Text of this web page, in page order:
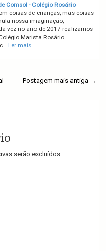
Comsol - Colégio Rosário
coisas de crianças, mas coisas
nossa imaginação,
vez no ano de 2017 realizamos
Marista Rosário.
Ler mais
Postagem mais antiga →
serão excluídos.